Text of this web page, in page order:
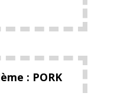
: PORK